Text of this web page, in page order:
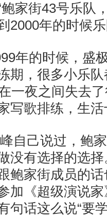
家街43号乐队
2000年的时候
年的时候，盛
期，很多小乐
一夜之间失去
写歌排练，生
自己说过，鲍
没有选择的选
鲍家街成员的
加《超级演说
句话这么说“要